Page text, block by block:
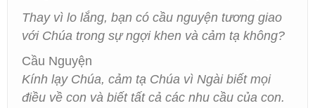
Thay vì lo lắng, bạn có cầu nguyện tương giao
với Chúa trong sự ngợi khen và cảm tạ không?
Cầu Nguyện
Kính lạy Chúa, cảm tạ Chúa vì Ngài biết mọi
điều về con và biết tất cả các nhu cầu của con.